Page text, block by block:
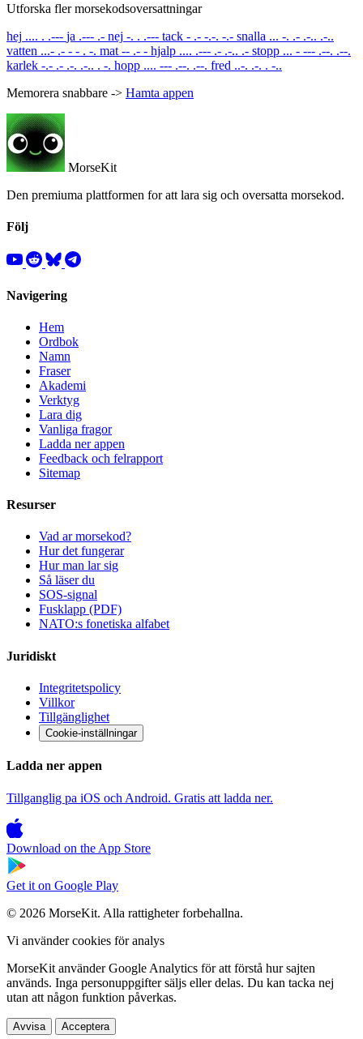
Utforska fler morsekodsoversattningar
hej .... . .--- ja .--- .- nej -. . .--- tack - .- -.-. -.- snalla ... -. .- .-.. .-..
vatten ...- .- - - . -. mat -- .- - hjalp .... .--- .- .-.. .- stopp ... - --- .--. .--.
karlek -.- .- .-. .-.. . -. hopp .... --- .--. .--. fred ..-. .-. . -..
Memorera snabbare -> Hamta appen
MorseKit
Den premiuma plattformen for att lara sig och oversatta morsekod.
Följ
Navigering
Hem
Ordbok
Namn
Fraser
Akademi
Verktyg
Lara dig
Vanliga fragor
Ladda ner appen
Feedback och felrapport
Sitemap
Resurser
Vad ar morsekod?
Hur det fungerar
Hur man lar sig
Så läser du
SOS-signal
Fusklapp (PDF)
NATO:s fonetiska alfabet
Juridiskt
Integritetspolicy
Villkor
Tillgänglighet
Cookie-inställningar
Ladda ner appen
Tillganglig pa iOS och Android. Gratis att ladda ner.
Download on the App Store
Get it on Google Play
© 2026 MorseKit. Alla rattigheter forbehallna.
Vi använder cookies för analys
MorseKit använder Google Analytics för att förstå hur sajten
används. Inga personuppgifter säljs eller delas. Du kan tacka nej
utan att någon funktion påverkas.
Avvisa Acceptera